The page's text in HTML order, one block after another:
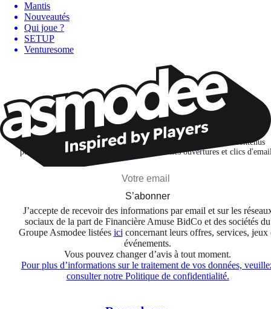
Mantis
Nouveautés
Qui joue ?
SETUP
Venturesome
Restons connectés !
Je m'abonne pour découvrir des jeux, des nouveautés et des contenus
personnalisés selon mes centres d'intérêt et mes ouvertures et clics
S’abonner
J’accepte de recevoir des informations par email et sur les
sociaux de la part de Financière Amuse BidCo et des sociétés du
Groupe Asmodee listées ici concernant leurs offres, services, jeux
événements.
Vous pouvez changer d’avis à tout moment.
Pour plus d’informations sur le traitement de vos données,
consulter notre Politique de confidentialité.